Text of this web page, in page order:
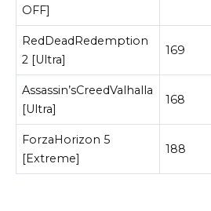
OFF]
RedDeadRedemption
2 [Ultra]
169
Assassin’sCreedValhalla
[Ultra]
168
ForzaHorizon 5
[Extreme]
188